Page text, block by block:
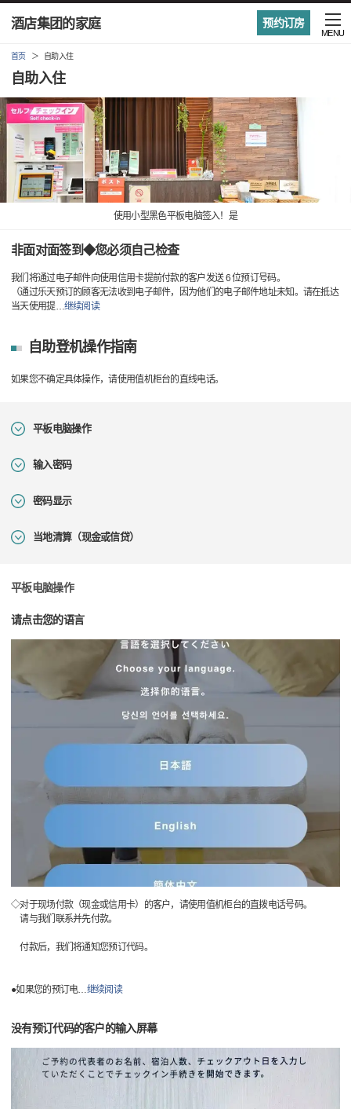
预约订房
酒店集团的家庭
MENU
首页 自助入住
自助入住
使用小型黑色平板电脑签入！是
非面对面签到◆您必须自己检查
我们将通过电子邮件向使用信用卡提前付款的客户发送 6 位预订号码。
（通过乐天预订的顾客无法收到电子邮件，因为他们的电子邮件地址未知。请在抵达
当天使用提…继续阅读
自助登机操作指南
如果您不确定具体操作，请使用值机柜台的直线电话。
平板电脑操作
输入密码
密码显示
当地清算（现金或信贷）
平板电脑操作
请点击您的语言
◇对于现场付款（现金或信用卡）的客户，请使用值机柜台的直拨电话号码。
请与我们联系并先付款。
付款后，我们将通知您预订代码。
●如果您的预订电…继续阅读
没有预订代码的客户的输入屏幕